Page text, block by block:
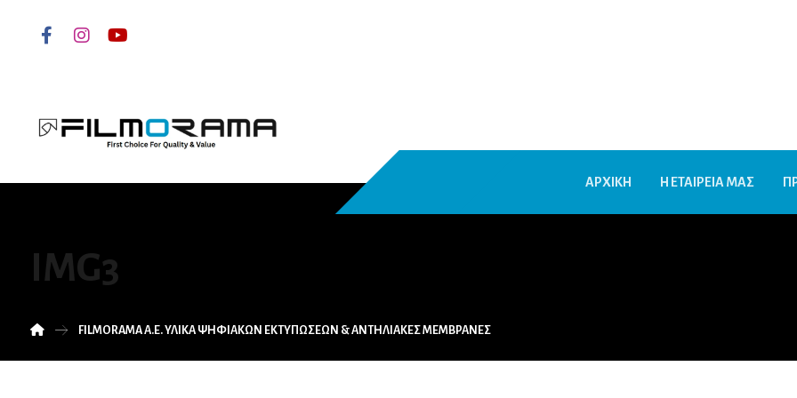
ΑΡΧΙΚΗ Η ΕΤΑΙΡΕΙΑ ΜΑΣ
IMG3
FILMORAMA Α.Ε. ΥΛΙΚΑ ΨΗΦΙΑΚΩΝ ΕΚΤΥΠΩΣΕΩΝ & ΑΝΤΗΛΙΑΚΕΣ ΜΕΜΒΡΑΝΕΣ